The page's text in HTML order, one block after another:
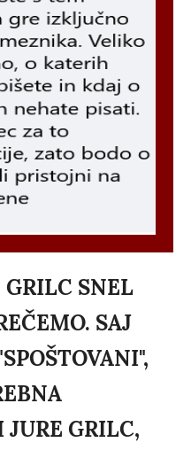
GRILC SNEL
SAJ
GRILC,